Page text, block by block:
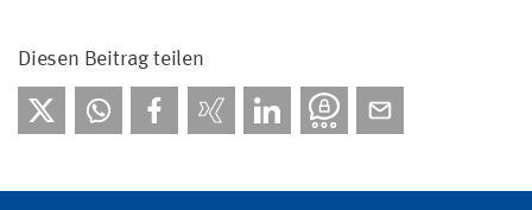
Diesen Beitrag teilen